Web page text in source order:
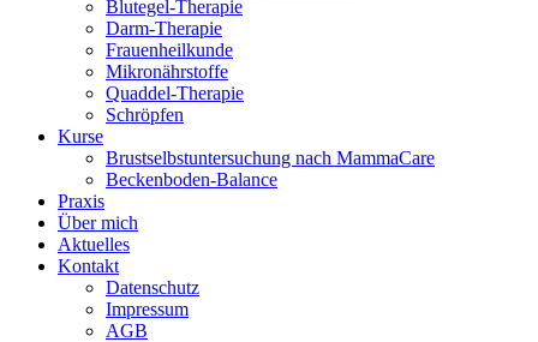
Blutegel-Therapie
Darm-Therapie
Frauenheilkunde
Mikronährstoffe
Quaddel-Therapie
Schröpfen
Kurse
Brustselbstuntersuchung nach MammaCare
Beckenboden-Balance
Praxis
Über mich
Aktuelles
Kontakt
Datenschutz
Impressum
AGB